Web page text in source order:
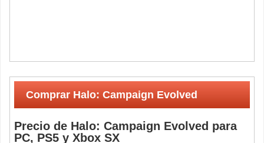
Comprar Halo: Campaign Evolved
Precio de Halo: Campaign Evolved para
PC, PS5 y Xbox SX